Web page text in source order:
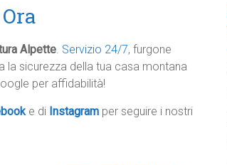
Alpette. Servizio 24/7, furgone
la sicurezza della tua casa montana
per affidabilità!
e di Instagram per seguire i nostri